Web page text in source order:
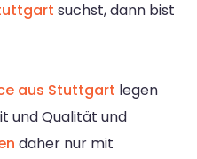
suchst, dann bist
aus Stuttgart legen
und Qualität und
daher nur mit